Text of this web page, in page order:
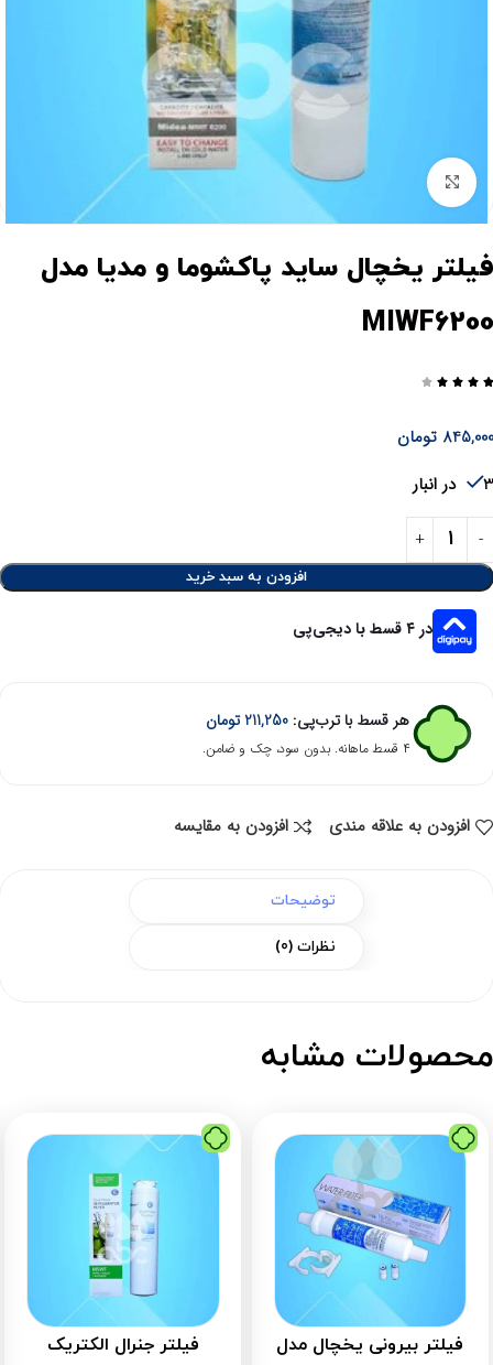
برای بزرگنمایی کلیک کنید
یخچال ساید پاکشوما و مدیا مدل




تومان
افزودن به سبد خرید
در ۴ قسط با دیجی‌پی
هر قسط با ترب‌پی: 211,250تومان
۴ قسط ماهانه. بدون سود، چک و ضامن.
افزودن به علاقه مندی افزودن به مقایسه
توضیحات
نظرات (0)
محصولات مشابه
فیلتر بیرونی یخچال مدل فیلتر جنرال الکتریک